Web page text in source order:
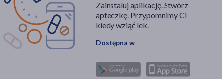
Zainstaluj aplikację. Stwórz
apteczkę. Przypomnimy Ci
kiedy wziąć lek.
Dostępna w